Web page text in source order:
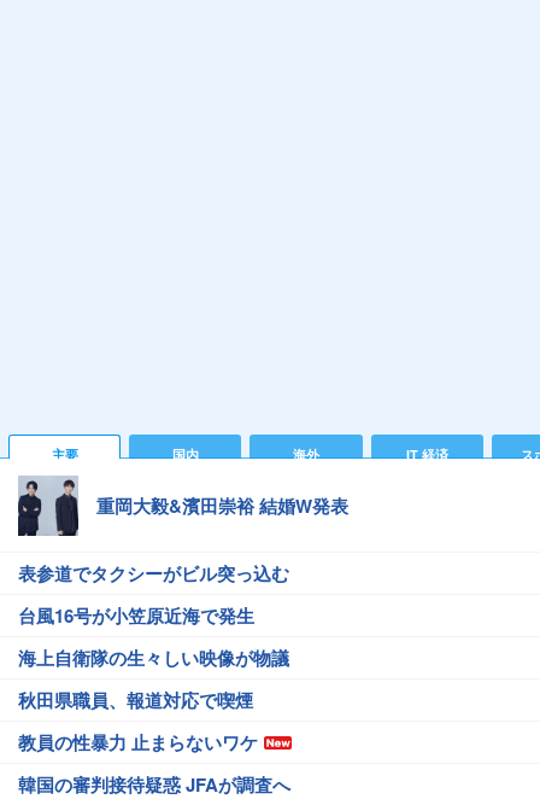
主要 国内 海外 IT 経済 ス
重岡大毅&濱田崇裕 結婚W発表
表参道でタクシーがビル突っ込む
台風16号が小笠原近海で発生
海上自衛隊の生々しい映像が物議
秋田県職員、報道対応で喫煙
教員の性暴力 止まらないワケ
韓国の審判接待疑惑 JFAが調査へ